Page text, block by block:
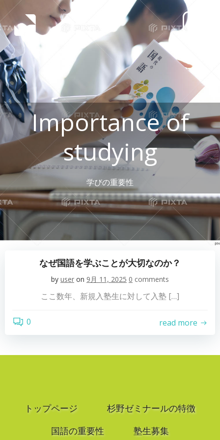
テ
ツ
ス
キ
ッ
プ
Importance of
studying
学びの重要性
なぜ国語を学ぶことが大切なのか？
by user on 9月 11, 2025 0 comments
ここ数年、新規入塾生に対して入塾 […]
0 read more
トップページ
杉野ゼミナールの特徴
国語の重要性
塾生募集